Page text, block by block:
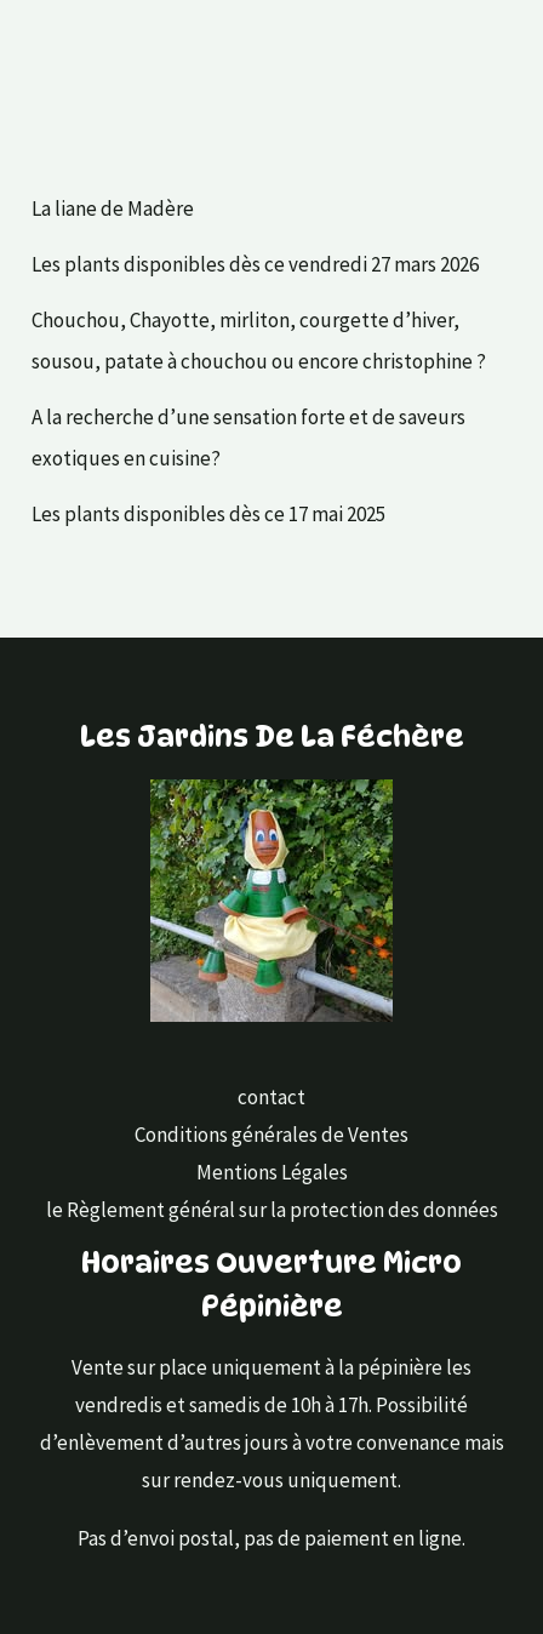
La liane de Madère
Les plants disponibles dès ce vendredi 27 mars 2026
Chouchou, Chayotte, mirliton, courgette d’hiver,
sousou, patate à chouchou ou encore christophine ?
A la recherche d’une sensation forte et de saveurs
exotiques en cuisine?
Les plants disponibles dès ce 17 mai 2025
Les Jardins De La Féchère
contact
Conditions générales de Ventes
Mentions Légales
le Règlement général sur la protection des données
Horaires Ouverture Micro
Pépinière
Vente sur place uniquement à la pépinière les
vendredis et samedis de 10h à 17h. Possibilité
d’enlèvement d’autres jours à votre convenance mais
sur rendez-vous uniquement.
Pas d’envoi postal, pas de paiement en ligne.